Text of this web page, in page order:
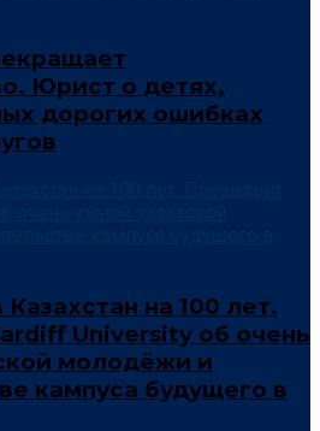
Юрист о детях,
дорогих ошибках
на 100 лет.
University об очень
молодёжи и
кампуса будущего в